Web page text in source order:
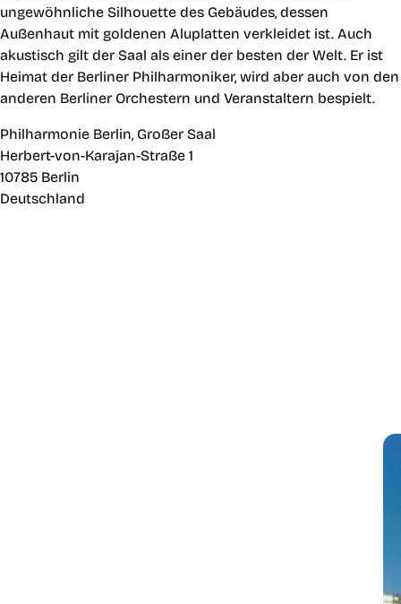
ungewöhnliche Silhouette des Gebäudes, dessen
Außenhaut mit goldenen Aluplatten verkleidet ist. Auch
akustisch gilt der Saal als einer der besten der Welt. Er ist
Heimat der Berliner Philharmoniker, wird aber auch von den
anderen Berliner Orchestern und Veranstaltern bespielt.
Philharmonie Berlin, Großer Saal
Herbert-von-Karajan-Straße 1
10785 Berlin
Deutschland